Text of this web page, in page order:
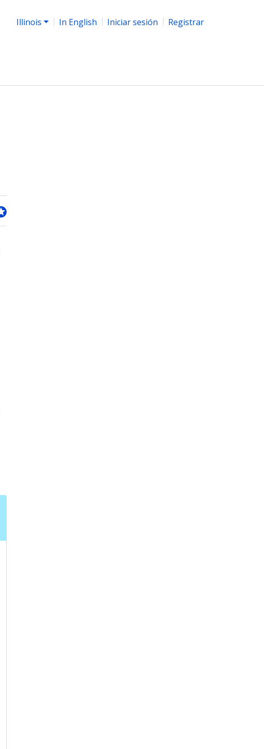
Illinois In English Iniciar sesión Registrar